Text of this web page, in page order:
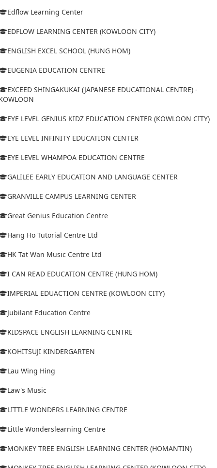
Edflow Learning Center
EDFLOW LEARNING CENTER (KOWLOON CITY)
ENGLISH EXCEL SCHOOL (HUNG HOM)
EUGENIA EDUCATION CENTRE
EXCEED SHINGAKUKAI (JAPANESE EDUCATIONAL CENTRE) -
EYE LEVEL GENIUS KIDZ EDUCATION CENTER (KOWLOON CITY)
EYE LEVEL INFINITY EDUCATION CENTER
EYE LEVEL WHAMPOA EDUCATION CENTRE
GALILEE EARLY EDUCATION AND LANGUAGE CENTER
GRANVILLE CAMPUS LEARNING CENTER
Great Genius Education Centre
Hang Ho Tutorial Centre Ltd
HK Tat Wan Music Centre Ltd
I CAN READ EDUCATION CENTRE (HUNG HOM)
IMPERIAL EDUACTION CENTRE (KOWLOON CITY)
Jubilant Education Centre
KIDSPACE ENGLISH LEARNING CENTRE
KOHITSUJI KINDERGARTEN
Lau Wing Hing
Law's Music
LITTLE WONDERS LEARNING CENTRE
Little Wonderslearning Centre
MONKEY TREE ENGLISH LEARNING CENTER (HOMANTIN)